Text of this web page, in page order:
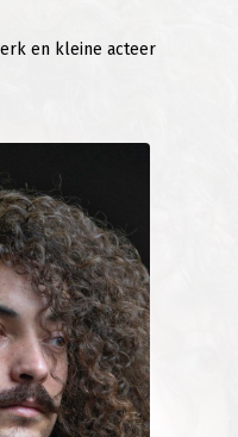
en kleine acteer